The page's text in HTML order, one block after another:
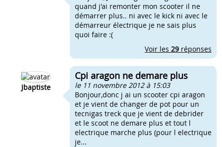
quand j'ai remonter mon scooter il ne
démarrer plus.. ni avec le kick ni avec le
démarreur électrique je ne sais plus
quoi faire :(
Voir les 29 réponses
Jbaptiste
Cpi aragon ne demare plus
le 11 novembre 2012 à 15:03
Bonjour,donc j ai un scooter cpi aragon
et je vient de changer de pot pour un
tecnigas treck que je vient de debrider
et le scoot ne demare plus et tout l
electrique marche plus (pour l electrique
je...